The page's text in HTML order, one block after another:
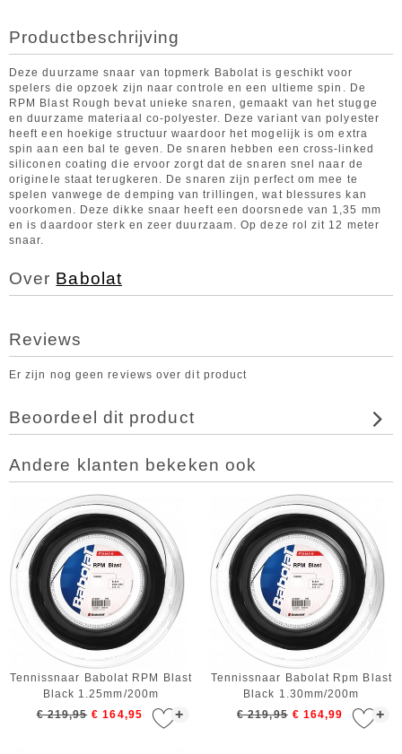
Productbeschrijving
Deze duurzame snaar van topmerk Babolat is geschikt voor
spelers die opzoek zijn naar controle en een ultieme spin. De
RPM Blast Rough bevat unieke snaren, gemaakt van het stugge
en duurzame materiaal co-polyester. Deze variant van polyester
heeft een hoekige structuur waardoor het mogelijk is om extra
spin aan een bal te geven. De snaren hebben een cross-linked
siliconen coating die ervoor zorgt dat de snaren snel naar de
originele staat terugkeren. De snaren zijn perfect om mee te
spelen vanwege de demping van trillingen, wat blessures kan
voorkomen. Deze dikke snaar heeft een doorsnede van 1,35 mm
en is daardoor sterk en zeer duurzaam. Op deze rol zit 12 meter
snaar.
Over Babolat
Reviews
Er zijn nog geen reviews over dit product
Beoordeel dit product
Andere klanten bekeken ook
+
Tennissnaar Babolat RPM Blast
Black 1.25mm/200m
€ 219,95 € 164,95 +
Tennissnaar Babolat Rpm Blast
Black 1.30mm/200m
€ 219,95 € 164,99